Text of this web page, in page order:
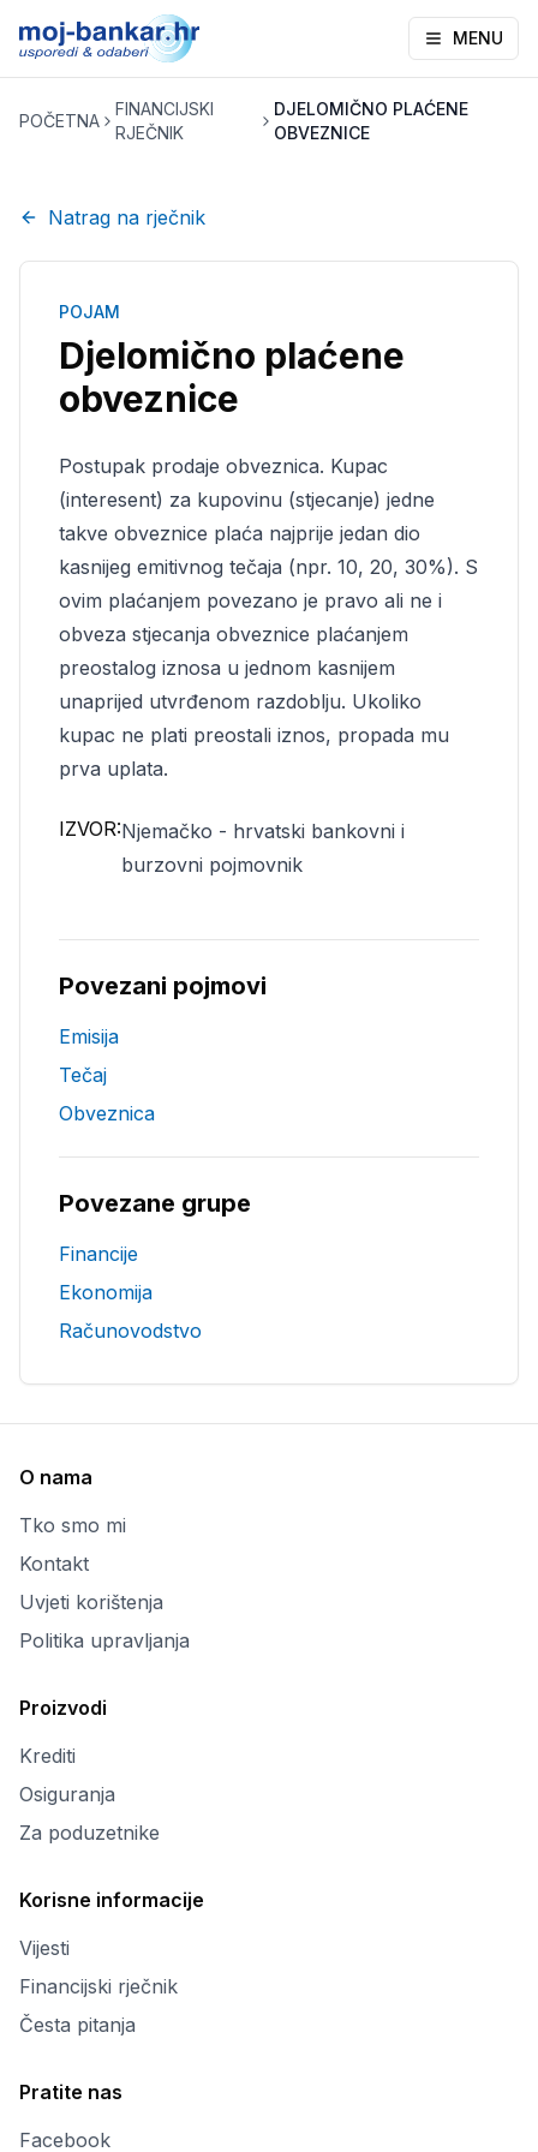
MENU
POČETNA
FINANCIJSKI
RJEČNIK
DJELOMIČNO PLAĆENE
OBVEZNICE
Natrag na rječnik
POJAM
Djelomično plaćene
obveznice
Postupak prodaje obveznica. Kupac
(interesent) za kupovinu (stjecanje) jedne
takve obveznice plaća najprije jedan dio
kasnijeg emitivnog tečaja (npr. 10, 20, 30%). S
ovim plaćanjem povezano je pravo ali ne i
obveza stjecanja obveznice plaćanjem
preostalog iznosa u jednom kasnijem
unaprijed utvrđenom razdoblju. Ukoliko
kupac ne plati preostali iznos, propada mu
prva uplata.
IZVOR:Njemačko - hrvatski bankovni i
burzovni pojmovnik
Povezani pojmovi
Emisija
Tečaj
Obveznica
Povezane grupe
Financije
Ekonomija
Računovodstvo
O nama
Tko smo mi
Kontakt
Uvjeti korištenja
Politika upravljanja
Proizvodi
Krediti
Osiguranja
Za poduzetnike
Korisne informacije
Vijesti
Financijski rječnik
Česta pitanja
Pratite nas
Facebook